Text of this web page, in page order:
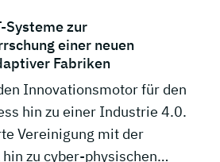
Systeme zur
einer neuen
Fabriken
Innovationsmotor für den
hin zu einer Industrie 4.0.
Vereinigung mit der
zu cyber-physischen…